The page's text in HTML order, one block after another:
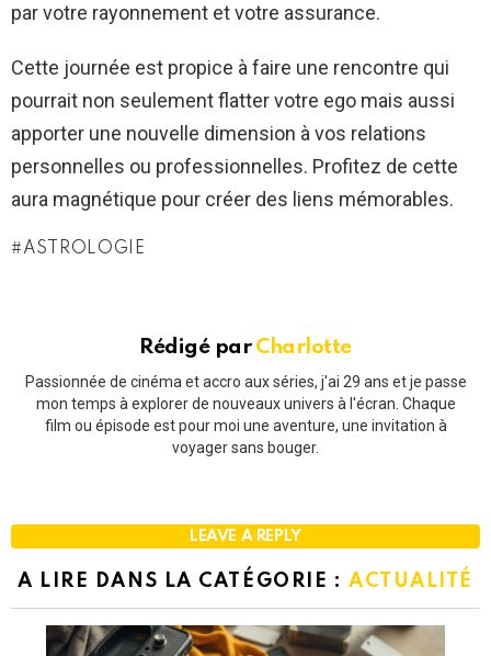
par votre rayonnement et votre assurance.
Cette journée est propice à faire une rencontre qui
pourrait non seulement flatter votre ego mais aussi
apporter une nouvelle dimension à vos relations
personnelles ou professionnelles. Profitez de cette
aura magnétique pour créer des liens mémorables.
ASTROLOGIE
Rédigé par Charlotte
Passionnée de cinéma et accro aux séries, j'ai 29 ans et je passe
mon temps à explorer de nouveaux univers à l'écran. Chaque
film ou épisode est pour moi une aventure, une invitation à
voyager sans bouger.
LEAVE A REPLY
A LIRE DANS LA CATÉGORIE : ACTUALITÉ